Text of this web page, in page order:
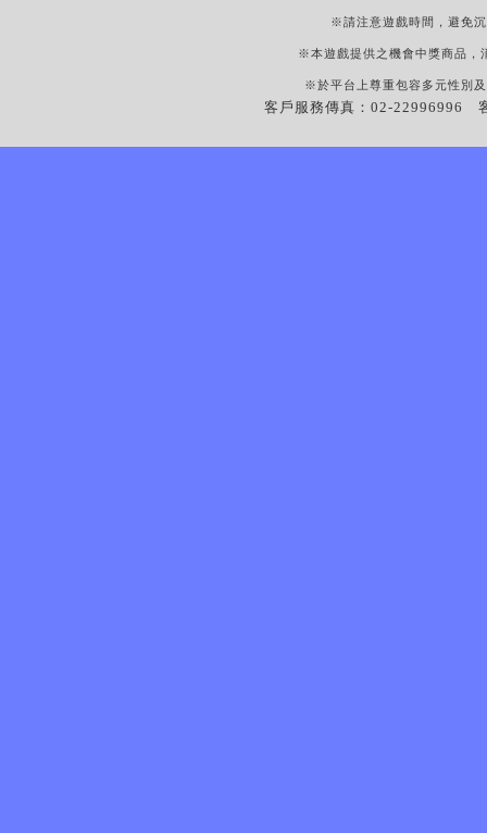
※請注意遊戲時間，避免
※本遊戲提供之機會中獎商品，
※於平台上尊重包容多元性別
客戶服務傳真：02-22996996